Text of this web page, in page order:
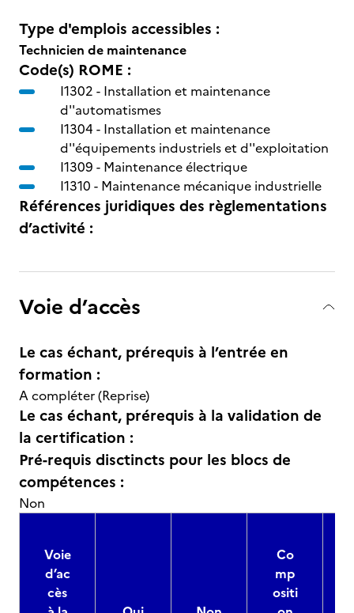
Type d'emplois accessibles :
Technicien de maintenance
Code(s) ROME :
I1302 - Installation et maintenance
d''automatismes
I1304 - Installation et maintenance
d''équipements industriels et d''exploitation
I1309 - Maintenance électrique
I1310 - Maintenance mécanique industrielle
Références juridiques des règlementations
d’activité :
Voie d’accès
Le cas échant, prérequis à l’entrée en
formation :
A compléter (Reprise)
Le cas échant, prérequis à la validation de
la certification :
Pré-requis disctincts pour les blocs de
compétences :
Non
Voie
d’ac
cès
Co
mp
ositi